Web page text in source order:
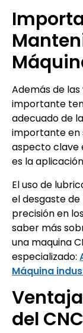
Además de
importante
adecuado de
importante en
aspecto clave
es la
El uso de
el desgaste de
precisión en
saber más
una maquina
especializado:
Máquina
del CNC